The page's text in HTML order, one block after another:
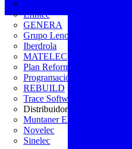
Efintec
GENERA
Grupo Lenor
Iberdrola
MATELEC
Plan Reforma
Programación Integral
REBUILD
Trace Software
Distribuidor
Muntaner Electro
Novelec
Sinelec